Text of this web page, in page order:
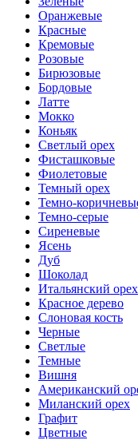
Оранжевые
Красные
Кремовые
Розовые
Бирюзовые
Бордовые
Латте
Мокко
Коньяк
Светлый орех
Фисташковые
Фиолетовые
Темный орех
Темно-
Темно-серые
Сиреневые
Ясень
Дуб
Шоколад
Итальянский орех
Красное дерево
Слоновая кость
Черные
Светлые
Темные
Вишня
Американский
Миланский орех
Графит
Цветные